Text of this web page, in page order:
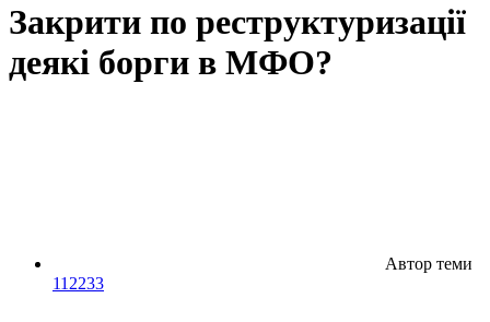
Закрити по реструктуризації
деякі борги в МФО?
Автор теми
112233